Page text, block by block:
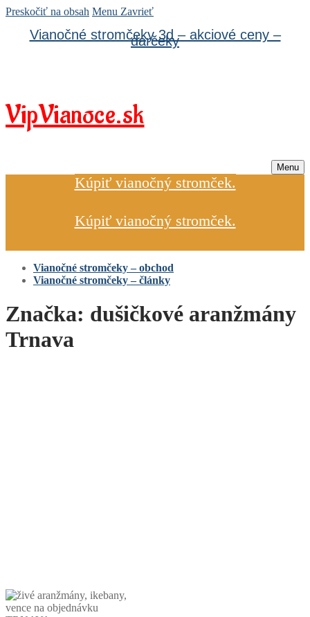
Preskočiť na obsah Menu Zavrieť
Vianočné stromčeky 3d – akciové ceny –
darčeky
VipVianoce.sk
Menu
Kúpiť vianočný stromček.
Kúpiť vianočný stromček.
Vianočné stromčeky – obchod
Vianočné stromčeky – články
Značka: dušičkové aranžmány
Trnava